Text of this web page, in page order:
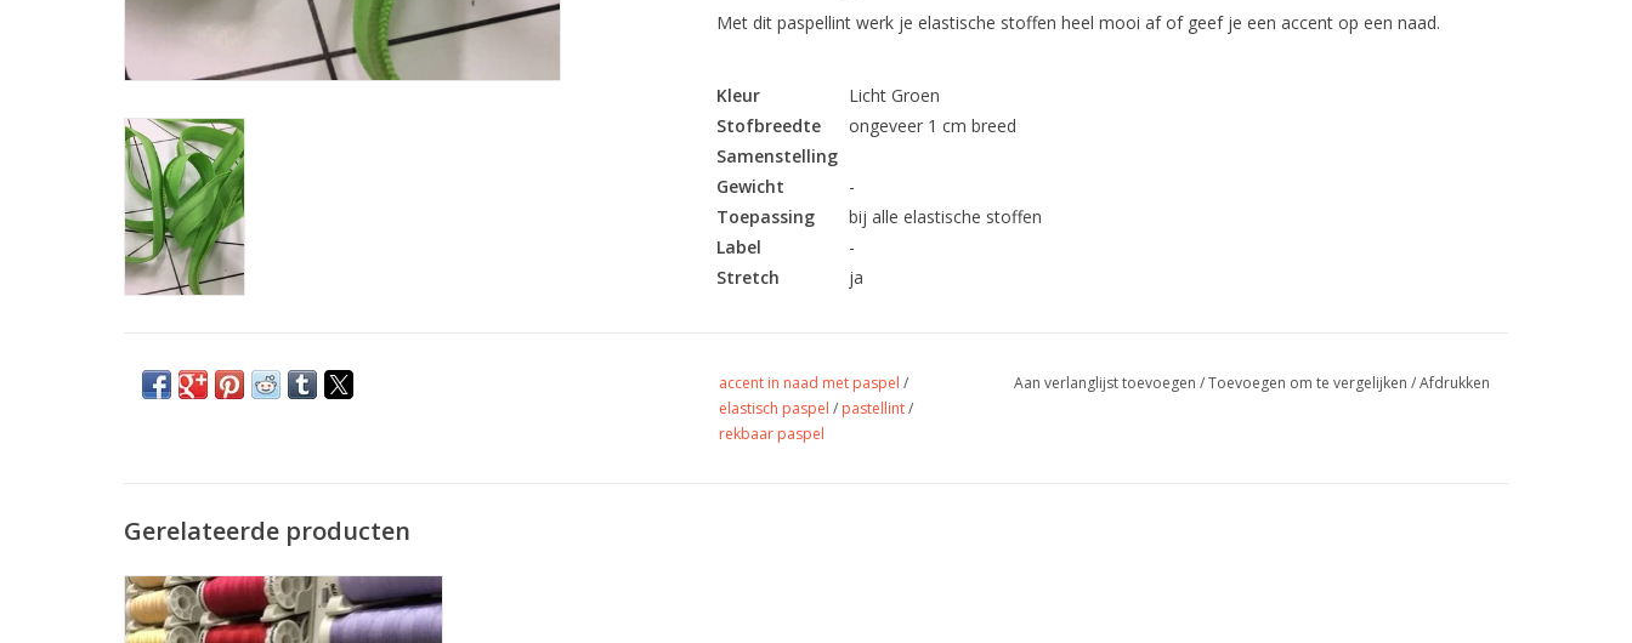
Met dit paspellint werk je elastische stoffen heel mooi af of geef je een accent op een naad.
Kleur
Licht Groen
Stofbreedte
ongeveer 1 cm breed
Samenstelling
Gewicht
-
Toepassing
bij alle elastische stoffen
Label
-
Stretch
ja
accent in naad met paspel /
elastisch paspel / pastellint/
rekbaar paspel
Aan verlanglijst toevoegen /Toevoegen om te vergelijken /Afdrukken
Gerelateerde producten
Prijs per stuk.
De allerbeste kwaliteit naaigaren voor uw